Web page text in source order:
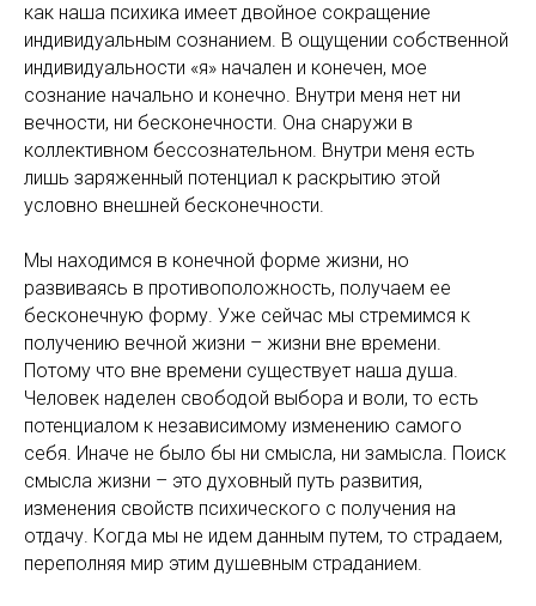
как наша психика имеет двойное сокращение
индивидуальным сознанием. В ощущении собственной
индивидуальности «я» начален и конечен, мое
сознание начально и конечно. Внутри меня нет ни
вечности, ни бесконечности. Она снаружи в
коллективном бессознательном. Внутри меня есть
лишь заряженный потенциал к раскрытию этой
условно внешней бесконечности.
Мы находимся в конечной форме жизни, но
развиваясь в противоположность, получаем ее
бесконечную форму. Уже сейчас мы стремимся к
получению вечной жизни – жизни вне времени.
Потому что вне времени существует наша душа.
Человек наделен свободой выбора и воли, то есть
потенциалом к независимому изменению самого
себя. Иначе не было бы ни смысла, ни замысла. Поиск
смысла жизни – это духовный путь развития,
изменения свойств психического с получения на
отдачу. Когда мы не идем данным путем, то страдаем,
переполняя мир этим душевным страданием.